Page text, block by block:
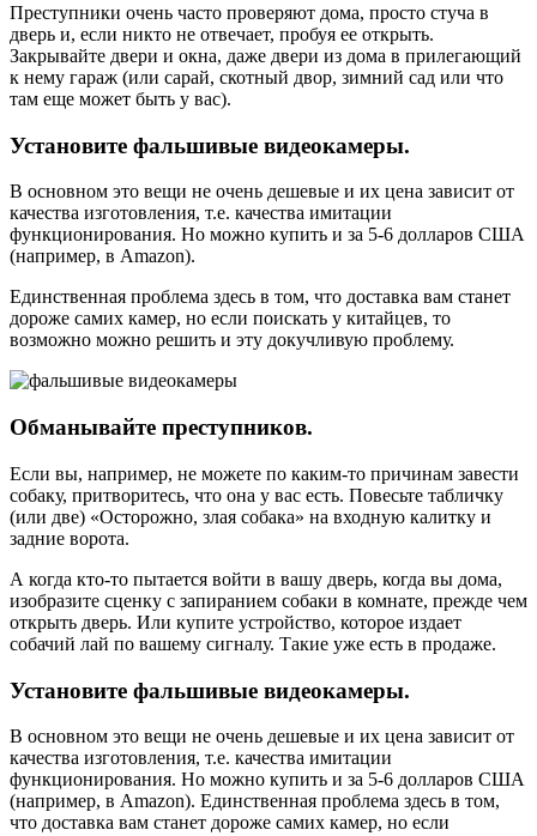
Преступники очень часто проверяют дома, просто стуча в
дверь и, если никто не отвечает, пробуя ее открыть.
Закрывайте двери и окна, даже двери из дома в прилегающий
к нему гараж (или сарай, скотный двор, зимний сад или что
там еще может быть у вас).
Установите фальшивые видеокамеры.
В основном это вещи не очень дешевые и их цена зависит от
качества изготовления, т.е. качества имитации
функционирования. Но можно купить и за 5-6 долларов США
(например, в Amazon).
Единственная проблема здесь в том, что доставка вам станет
дороже самих камер, но если поискать у китайцев, то
возможно можно решить и эту докучливую проблему.
Обманывайте преступников.
Если вы, например, не можете по каким-то причинам завести
собаку, притворитесь, что она у вас есть. Повесьте табличку
(или две) «Осторожно, злая собака» на входную калитку и
задние ворота.
А когда кто-то пытается войти в вашу дверь, когда вы дома,
изобразите сценку с запиранием собаки в комнате, прежде чем
открыть дверь. Или купите устройство, которое издает
собачий лай по вашему сигналу. Такие уже есть в продаже.
Установите фальшивые видеокамеры.
В основном это вещи не очень дешевые и их цена зависит от
качества изготовления, т.е. качества имитации
функционирования. Но можно купить и за 5-6 долларов США
(например, в Amazon). Единственная проблема здесь в том,
что доставка вам станет дороже самих камер, но если